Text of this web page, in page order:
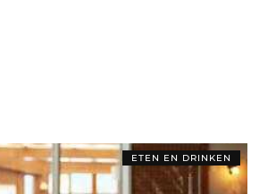
ETEN EN DRINKEN